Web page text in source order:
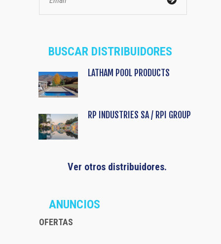
BUSCAR DISTRIBUIDORES
LATHAM POOL PRODUCTS
RP INDUSTRIES SA / RPI GROUP
Ver otros distribuidores.
ANUNCIOS
OFERTAS